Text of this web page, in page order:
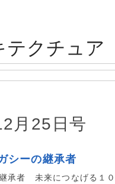
テクチュア
月25日号
ーの継承者
承者 未来につなげる１